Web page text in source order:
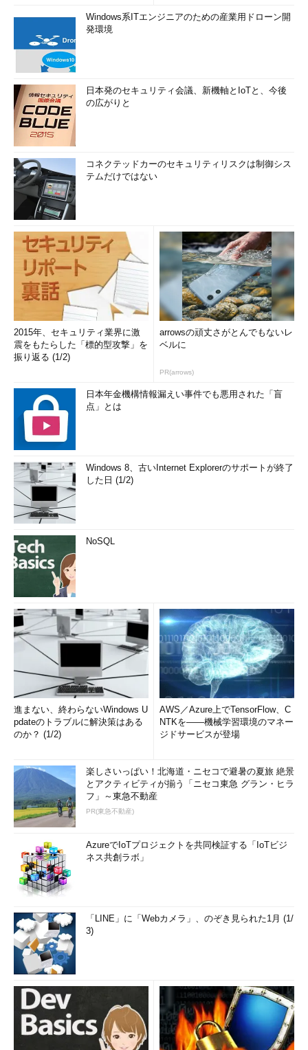
Windows系ITエンジニアのための産業用ドローン開
発環境
日本発のセキュリティ会議、新機軸とIoTと、今後
の広がりと
コネクテッドカーのセキュリティリスクは制御シス
テムだけではない
2015年、セキュリティ業界に激
震をもたらした「標的型攻撃」を
振り返る (1/2)
arrowsの頑丈さがとんでもないレ
ベルに
PR(arrows)
日本年金機構情報漏えい事件でも悪用された「盲
点」とは
Windows 8、古いInternet Explorerのサポートが終了
した日 (1/2)
NoSQL
進まない、終わらないWindows U
pdateのトラブルに解決策はある
のか？ (1/2)
AWS／Azure上でTensorFlow、C
NTKを――機械学習環境のマネー
ジドサービスが登場
楽しさいっぱい！北海道・ニセコで避暑の夏旅 絶景
とアクティビティが揃う「ニセコ東急 グラン・ヒラ
フ」～東急不動産
PR(東急不動産)
AzureでIoTプロジェクトを共同検証する「IoTビジ
ネス共創ラボ」
「LINE」に「Webカメラ」、のぞき見られた1月 (1/
3)